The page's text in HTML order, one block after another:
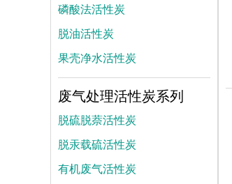
磷酸法活性炭
脱油活性炭
果壳净水活性炭
废气处理活性炭系列
脱硫脱萘活性炭
脱汞载硫活性炭
有机废气活性炭